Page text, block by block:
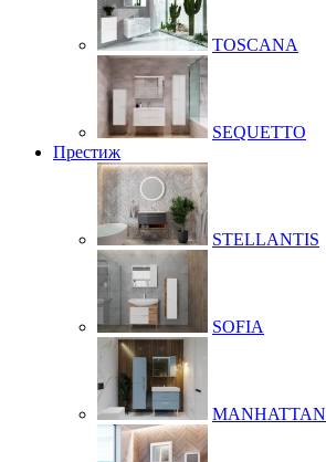
TOSCANA
SEQUETTO
Престиж
STELLANTIS
SOFIA
MANHATTAN